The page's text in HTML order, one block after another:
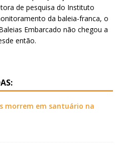
de pesquisa do Instituto
da baleia-franca, o
Embarcado não chegou a
então.
morrem em santuário na